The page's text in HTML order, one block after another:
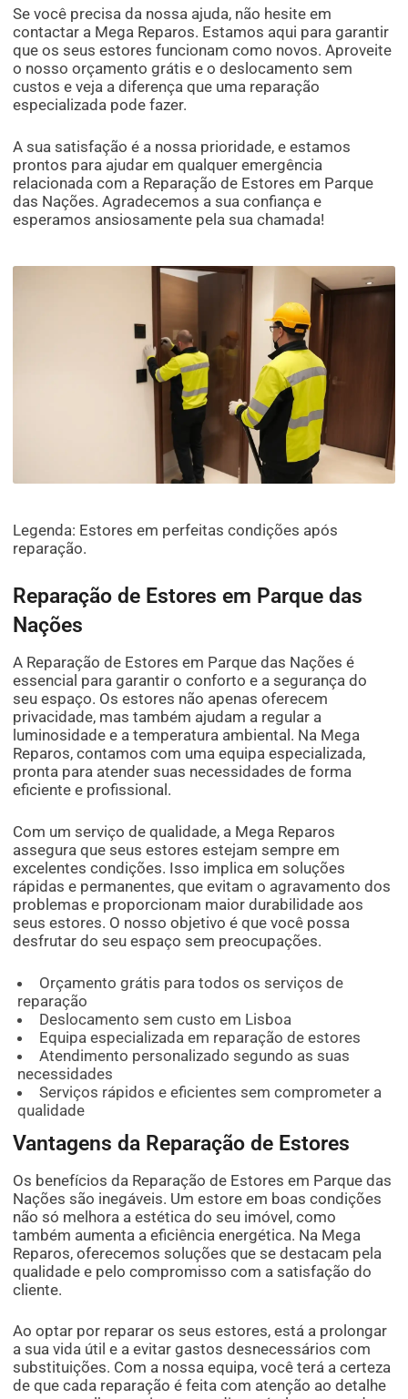
Se você precisa da nossa ajuda, não hesite em
contactar a Mega Reparos. Estamos aqui para garantir
que os seus estores funcionam como novos. Aproveite
o nosso orçamento grátis e o deslocamento sem
custos e veja a diferença que uma reparação
especializada pode fazer.
A sua satisfação é a nossa prioridade, e estamos
prontos para ajudar em qualquer emergência
relacionada com a Reparação de Estores em Parque
das Nações. Agradecemos a sua confiança e
esperamos ansiosamente pela sua chamada!
Legenda: Estores em perfeitas condições após
reparação.
Reparação de Estores em Parque das
Nações
A Reparação de Estores em Parque das Nações é
essencial para garantir o conforto e a segurança do
seu espaço. Os estores não apenas oferecem
privacidade, mas também ajudam a regular a
luminosidade e a temperatura ambiental. Na Mega
Reparos, contamos com uma equipa especializada,
pronta para atender suas necessidades de forma
eficiente e profissional.
Com um serviço de qualidade, a Mega Reparos
assegura que seus estores estejam sempre em
excelentes condições. Isso implica em soluções
rápidas e permanentes, que evitam o agravamento dos
problemas e proporcionam maior durabilidade aos
seus estores. O nosso objetivo é que você possa
desfrutar do seu espaço sem preocupações.
Orçamento grátis para todos os serviços de
reparação
Deslocamento sem custo em Lisboa
Equipa especializada em reparação de estores
Atendimento personalizado segundo as suas
necessidades
Serviços rápidos e eficientes sem comprometer a
qualidade
Vantagens da Reparação de Estores
Os benefícios da Reparação de Estores em Parque das
Nações são inegáveis. Um estore em boas condições
não só melhora a estética do seu imóvel, como
também aumenta a eficiência energética. Na Mega
Reparos, oferecemos soluções que se destacam pela
qualidade e pelo compromisso com a satisfação do
cliente.
Ao optar por reparar os seus estores, está a prolongar
a sua vida útil e a evitar gastos desnecessários com
substituições. Com a nossa equipa, você terá a certeza
de que cada reparação é feita com atenção ao detalhe